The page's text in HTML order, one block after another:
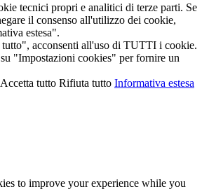
tecnici propri e analitici di terze parti. Se
il consenso all'utilizzo dei cookie,
estesa".
acconsenti all'uso di TUTTI i cookie.
"Impostazioni cookies" per fornire un
Accetta tutto Rifiuta tutto Informativa estesa
to improve your experience while you